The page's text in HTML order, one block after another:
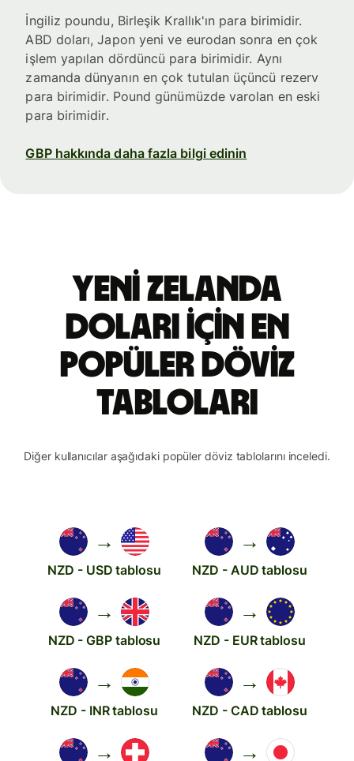
İngiliz poundu, Birleşik Krallık'ın para birimidir.
ABD doları, Japon yeni ve eurodan sonra en çok
işlem yapılan dördüncü para birimidir. Aynı
zamanda dünyanın en çok tutulan üçüncü rezerv
para birimidir. Pound günümüzde varolan en eski
para birimidir.
GBP hakkında daha fazla bilgi edinin
Yeni Zelanda
doları için en
popüler döviz
tabloları
Diğer kullanıcılar aşağıdaki popüler döviz tablolarını inceledi.
→
NZD - USD tablosu
→
NZD - AUD tablosu
→
NZD - GBP tablosu
→
NZD - EUR tablosu
→
NZD - INR tablosu
→
NZD - CAD tablosu
→ →